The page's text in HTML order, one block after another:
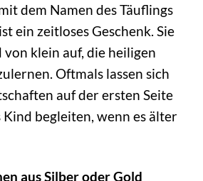
dem Namen des Täuflings
ein zeitloses Geschenk. Sie
klein auf, die heiligen
Oftmals lassen sich
auf der ersten Seite
begleiten, wenn es älter
aus Silber oder Gold